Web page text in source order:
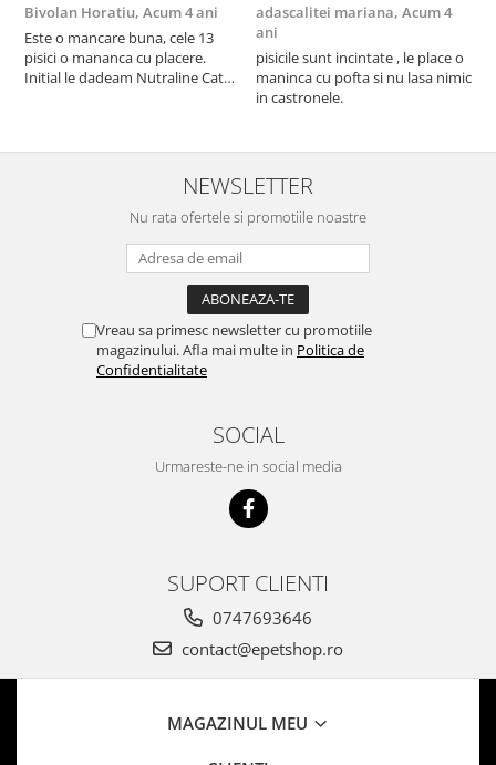
Bivolan Horatiu, Acum 4 ani
Este o mancare buna, cele 13
pisici o mananca cu placere.
Initial le dadeam Nutraline Cat
nu o mananca cu placere. Eu
sunt multumit si voi continua cu
adascalitei mariana, Acum 4
ani
pisicile sunt incintate , le place o
maninca cu pofta si nu lasa nimic
in castronele.
NEWSLETTER
Nu rata ofertele si promotiile noastre
Vreau sa primesc newsletter cu promotiile
magazinului. Afla mai multe in Politica de
Confidentialitate
SOCIAL
Urmareste-ne in social media
SUPORT CLIENTI
0747693646
contact@epetshop.ro
MAGAZINUL MEU